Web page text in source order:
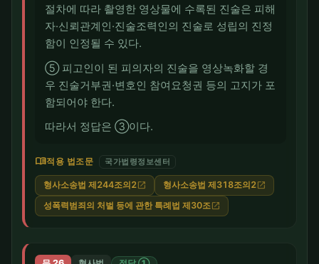
절차에 따라 촬영한 영상물에 수록된 진술은 피해
자·신뢰관계인·진술조력인의 진술로 성립의 진정
함이 인정될 수 있다.
⑤ 피고인이 된 피의자의 진술을 영상녹화할 경
우 진술거부권·변호인 참여요청권 등의 고지가 포
함되어야 한다.
따라서 정답은 ③이다.
menu_book적용 법조문 국가법령정보센터
형사소송법 제244조의2 open_in_new 형사소송법 제318조의2 open_in_new
성폭력범죄의 처벌 등에 관한 특례법 제30조 open_in_new